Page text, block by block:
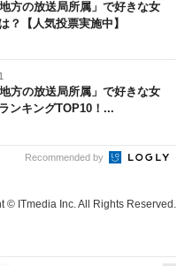
地方の放送局所属」で好きな女
？【人気投票実施中】
地方の放送局所属」で好きな女
ンキングTOP10！...
Recommended by
© ITmedia Inc. All Rights Reserved.